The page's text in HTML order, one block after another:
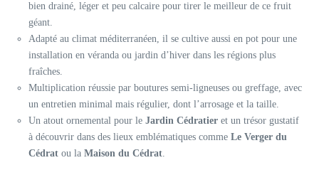
bien drainé, léger et peu calcaire pour tirer le meilleur de ce fruit
géant.
Adapté au climat méditerranéen, il se cultive aussi en pot pour une
installation en véranda ou jardin d’hiver dans les régions plus
fraîches.
Multiplication réussie par boutures semi-ligneuses ou greffage, avec
un entretien minimal mais régulier, dont l’arrosage et la taille.
Un atout ornemental pour le Jardin Cédratier et un trésor gustatif
à découvrir dans des lieux emblématiques comme Le Verger du
Cédrat ou la Maison du Cédrat.